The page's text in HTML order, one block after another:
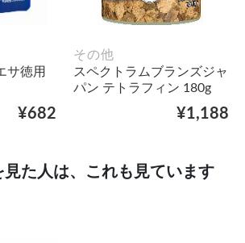
サ徳用
¥682
その他
スペクトラムブランズジャ
パン テトラフィン 180g
¥1,188
見た人は、これも見ています